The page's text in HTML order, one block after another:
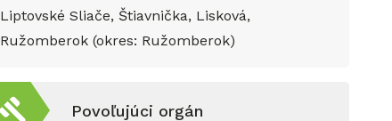
Liptovské Sliače, Štiavnička, Lisková,
Ružomberok (okres: Ružomberok)
Povoľujúci orgán